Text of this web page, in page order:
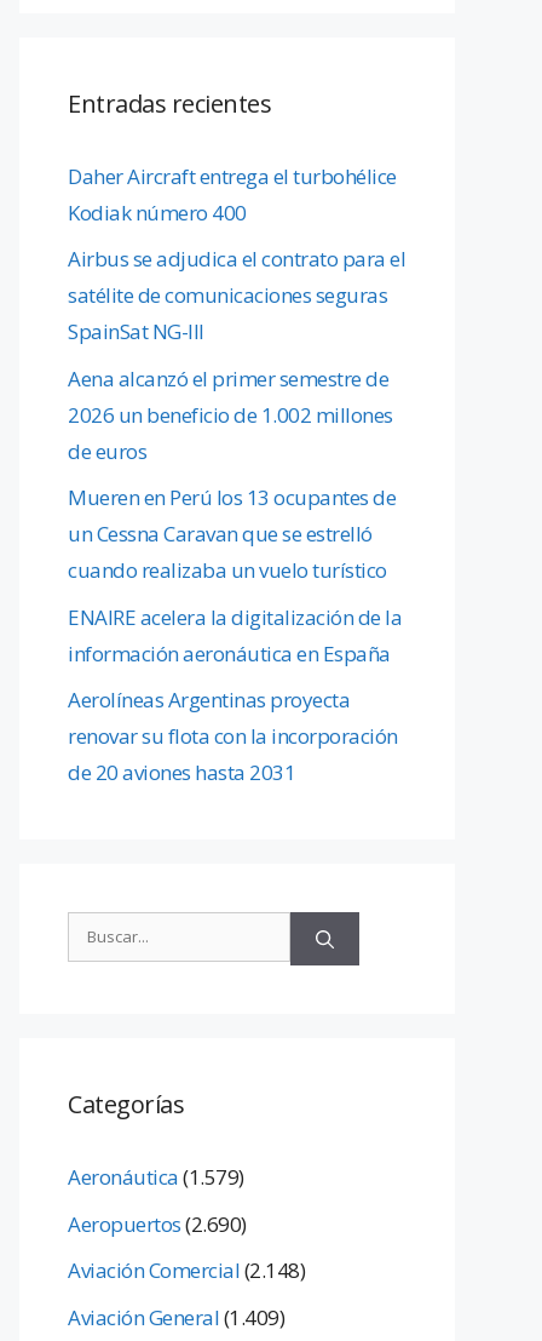
Entradas recientes
Daher Aircraft entrega el turbohélice
Kodiak número 400
Airbus se adjudica el contrato para el
satélite de comunicaciones seguras
SpainSat NG-III
Aena alcanzó el primer semestre de
2026 un beneficio de 1.002 millones
de euros
Mueren en Perú los 13 ocupantes de
un Cessna Caravan que se estrelló
cuando realizaba un vuelo turístico
ENAIRE acelera la digitalización de la
información aeronáutica en España
Aerolíneas Argentinas proyecta
renovar su flota con la incorporación
de 20 aviones hasta 2031
Categorías
Aeronáutica(1.579)
Aeropuertos(2.690)
Aviación Comercial(2.148)
Aviación General(1.409)